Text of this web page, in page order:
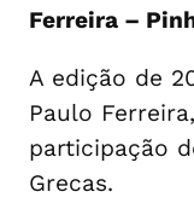
Ferreira –
A edição de
Paulo
participação
Grecas.